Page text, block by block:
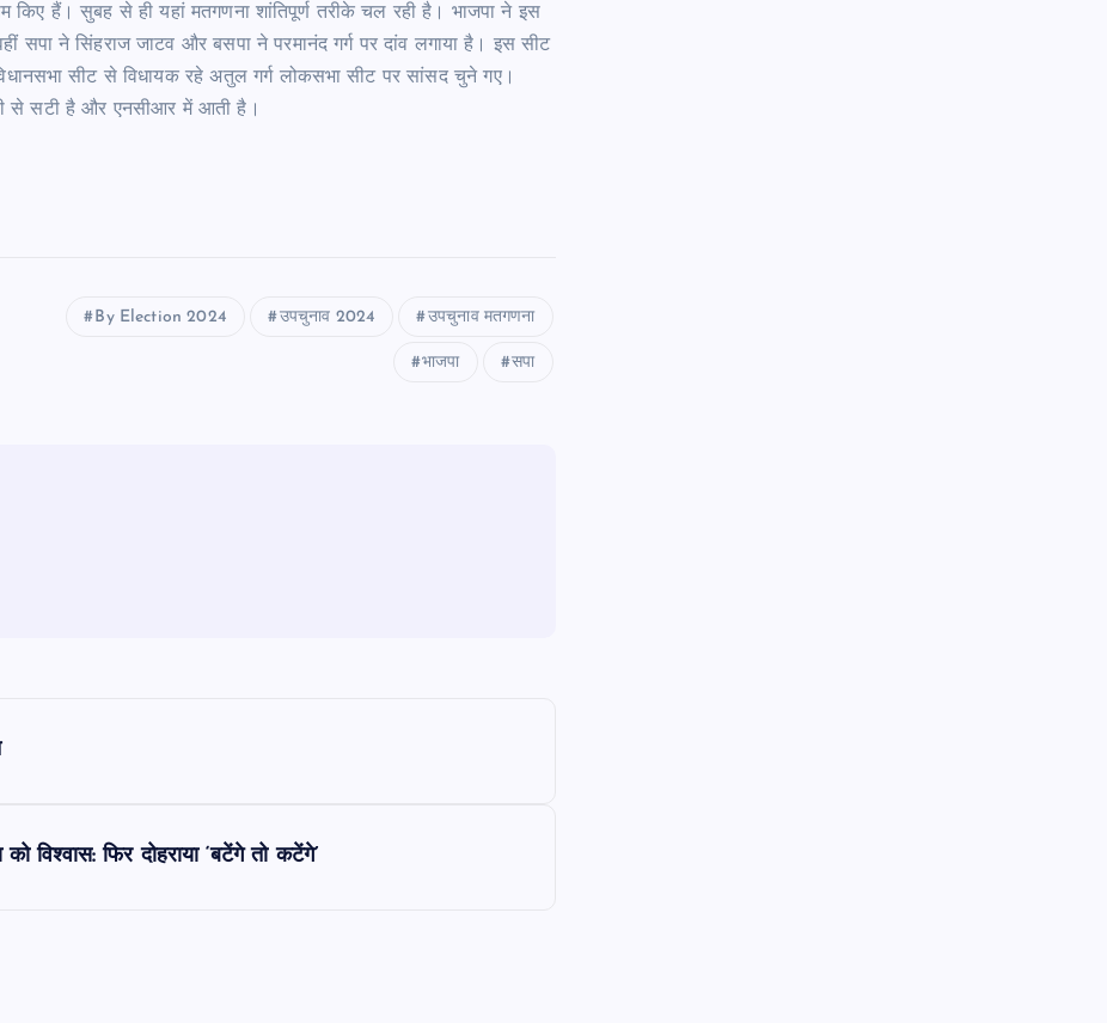
किए हैं। सुबह से ही यहां मतगणना शांतिपूर्ण तरीके चल रही है। भाजपा ने इस
सपा ने सिंहराज जाटव और बसपा ने परमानंद गर्ग पर दांव लगाया है। इस सीट
सीट से विधायक रहे अतुल गर्ग लोकसभा सीट पर सांसद चुने गए।
से सटी है और एनसीआर में आती है।
By Election 2024 उपचुनाव 2024 उपचुनाव मतगणना
भाजपा सपा
विश्वास: फिर दोहराया ‘बटेंगे तो कटेंगे’